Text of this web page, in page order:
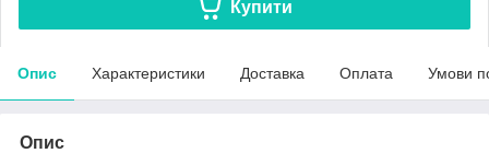
Купити
Опис Характеристики Доставка Оплата Умови
Опис